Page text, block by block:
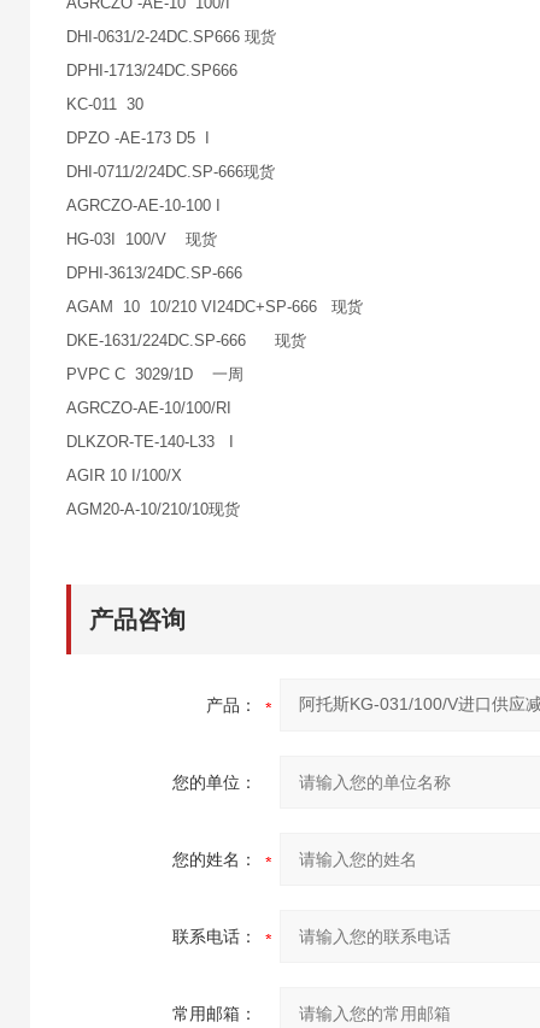
DHI-0631/2-24DC.SP666 现货
DPHI-1713/24DC.SP666
KC-011 30
DPZO -AE-173 D5 I
DHI-0711/2/24DC.SP-666现货
AGRCZO-AE-10-100 I
HG-03I 100/V 现货
DPHI-3613/24DC.SP-666
AGAM 10 10/210 VI24DC+SP-666 现货
DKE-1631/224DC.SP-666 现货
PVPC C 3029/1D 一周
AGRCZO-AE-10/100/RI
DLKZOR-TE-140-L33 I
AGIR 10 I/100/X
AGM20-A-10/210/10现货
产品咨询
产品：
您的单位：
您的姓名：
联系电话：
常用邮箱：